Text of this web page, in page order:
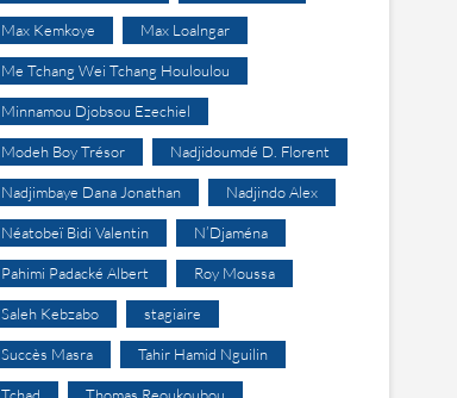
Max Kemkoye Max Loalngar
Me Tchang Wei Tchang Houloulou
Minnamou Djobsou Ezechiel
Modeh Boy Trésor Nadjidoumdé D. Florent
Nadjimbaye Dana Jonathan Nadjindo Alex
Néatobeï Bidi Valentin N’Djaména
Pahimi Padacké Albert Roy Moussa
Saleh Kebzabo stagiaire
Succès Masra Tahir Hamid Nguilin